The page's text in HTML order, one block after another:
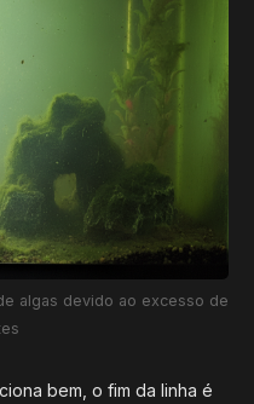
algas devido ao excesso de
bem, o fim da linha é